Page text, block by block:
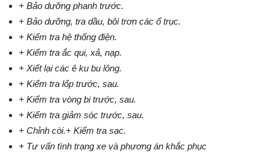
+ Bảo dưỡng phanh trước.
+ Bảo dưỡng, tra dầu, bôi trơn các ổ trục.
+ Kiểm tra hệ thống điện.
+ Kiểm tra ắc qui, xả, nạp.
+ Xiết lại các ê ku bu lông.
+ Kiểm tra lốp trước, sau.
+ Kiểm tra vòng bi trước, sau.
+ Kiểm tra giảm sóc trước, sau.
+ Chỉnh còi.+ Kiểm tra sạc.
+ Tư vấn tình trạng xe và phương án khắc phục